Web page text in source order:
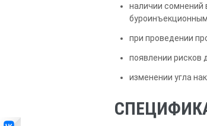
наличии сомнений
при проведении
появлении рисков
изменении угла